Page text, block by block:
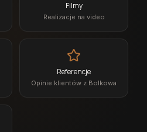
Filmy
Realizacje na video
Referencje
Opinie klientów z Bolkowa